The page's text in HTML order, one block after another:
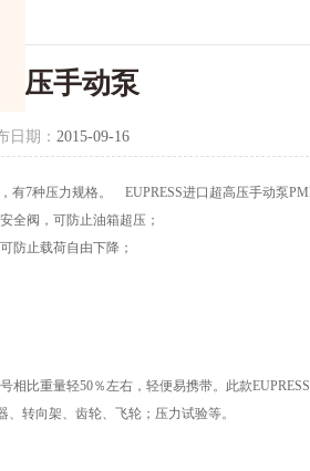
压手动泵
日期： 2015-09-16
有7种压力规格。 EUPRESS进口超高压手动泵
全阀，可防止油箱超压；
防止载荷自由下降；
重量轻50％左右，轻便易携带。此款EUPRESS
转向架、齿轮、飞轮；压力试验等。